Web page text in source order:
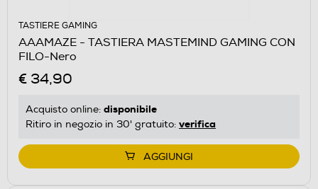
TASTIERE GAMING
AAAMAZE - TASTIERA MASTEMIND GAMING CON
FILO-Nero
€ 34,90
Acquisto online: disponibile
Ritiro in negozio in 30' gratuito: verifica
AGGIUNGI